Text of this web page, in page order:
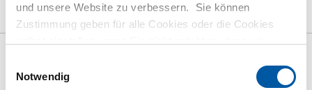
und unsere Website zu verbessern. Sie können
Zustimmung geben für alle Cookies oder die Cookies
Informationen zu den von uns gespeicherten Cookies und
Notwendig
Bruttopreisliste: Blank Rund